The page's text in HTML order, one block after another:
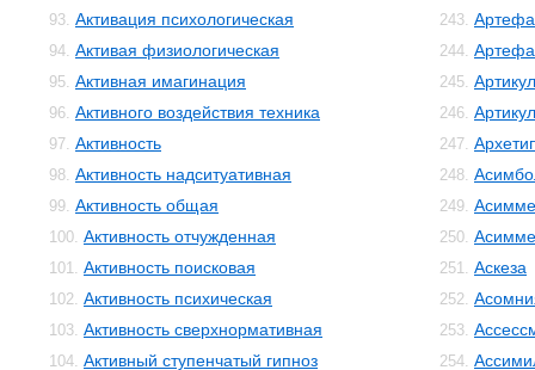
93. Активация психологическая
94. Активая физиологическая
95. Активная имагинация
96. Активного воздействия техника
97. Активность
98. Активность надситуативная
99. Активность общая
100. Активность отчужденная
101. Активность поисковая
102. Активность психическая
103. Активность сверхнормативная
104. Активный ступенчатый гипноз
243.
244.
245.
246.
247.
248.
249.
250.
251. Аскеза
252.
253.
254.